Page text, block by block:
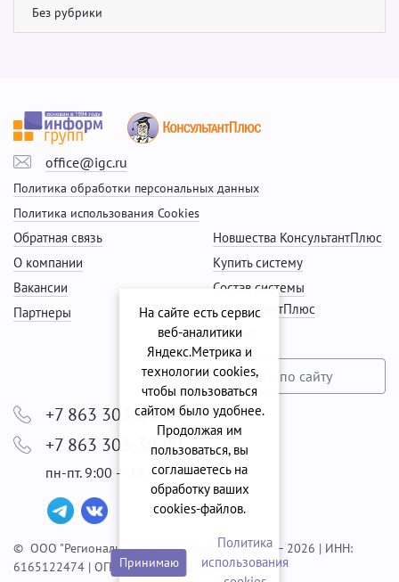
Без рубрики
office@igc.ru
Политика обработки персональных данных
Политика использования Cookies
Новшества КонсультантПлюс
Купить систему
Состав системы
КонсультантПлюс
Сервис
Обратная связь
О компании
Вакансии
Партнеры
+7 863 303-29-99
+7 863 303-38-00
пн-пт. 9:00 — 18:00
© ООО "Региональный центр "Информ-Групп" — 2026 | ИНН:
6165122474 | ОГРН: 1056165052635
На сайте есть сервис
веб-аналитики
Яндекс.Метрика и
технологии cookies,
чтобы пользоваться
сайтом было удобнее.
Продолжая им
пользоваться, вы
соглашаетесь на
обработку ваших
cookies‑файлов.
Принимаю
Политика
использования